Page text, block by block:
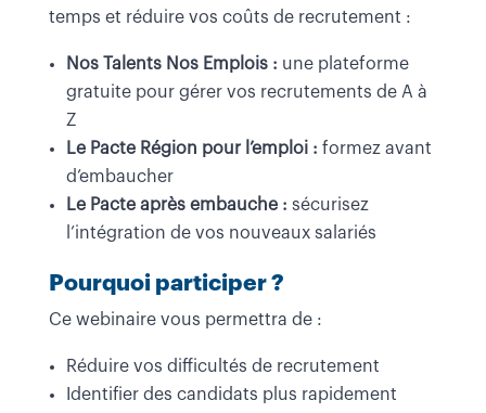
temps et réduire vos coûts de recrutement :
Nos Talents Nos Emplois : une plateforme
gratuite pour gérer vos recrutements de A à
Z
Le Pacte Région pour l’emploi : formez avant
d’embaucher
Le Pacte après embauche : sécurisez
l’intégration de vos nouveaux salariés
Pourquoi participer ?
Ce webinaire vous permettra de :
Réduire vos difficultés de recrutement
Identifier des candidats plus rapidement